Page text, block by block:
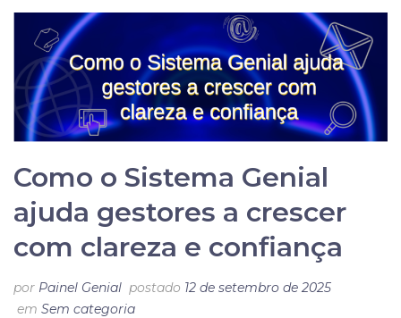
Como o Sistema Genial
ajuda gestores a crescer
com clareza e confiança
por Painel Genial postado 12 de setembro de 2025
em Sem categoria